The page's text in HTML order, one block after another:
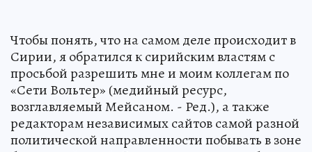
Чтобы понять, что на самом деле происходит в
Сирии, я обратился к сирийским властям с
просьбой разрешить мне и моим коллегам по
«Сети Вольтер» (медийный ресурс,
возглавляемый Мейсаном. - Ред.), а также
редакторам независимых сайтов самой разной
политической направленности побывать в зоне